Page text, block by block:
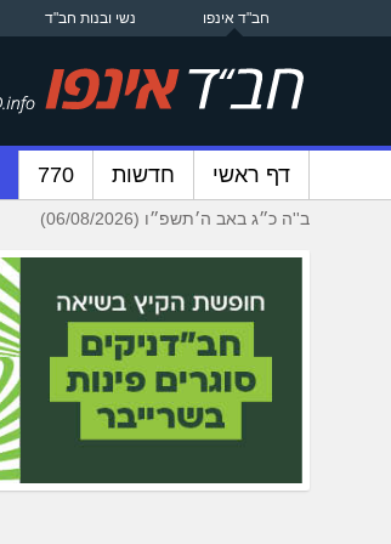
חב"ד אינפו נשי ובנות חב"ד
דף ראשי חדשות 770
ב''ה כ״ג באב ה׳תשפ״ו (06/08/2026)